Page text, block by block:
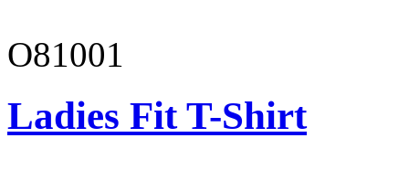
O81001
Ladies Fit T-Shirt